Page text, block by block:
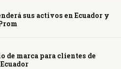
sus activos en Ecuador y
de marca para clientes de